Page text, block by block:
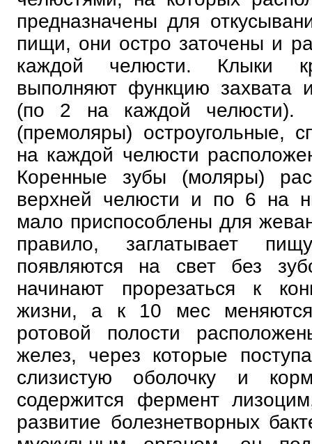
предназначены для
пищи, они остро заточены и
каждой челюсти. Клыки
выполняют функцию захвата
(по 2 на каждой челюсти).
(премоляры) остроугольные,
на каждой челюсти
Коренные зубы (моляры)
верхней челюсти и по 6 на
мало приспособлены для
правило, заглатывает
появляются на свет без
начинают прорезаться к
жизни, а к 10 мес
ротовой полости
желез, через которые
слизистую оболочку и
содержится фермент
развитие болезнетворных